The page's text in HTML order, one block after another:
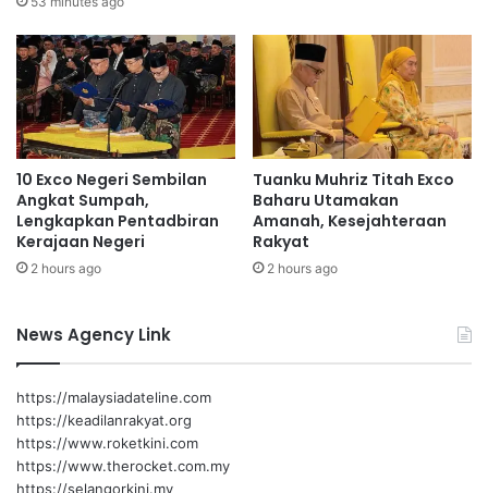
Aminuddin
S
e
r
e
m
b
a
n
2
,
k
p
l
10 Exco Negeri Sembilan
Angkat Sumpah,
Lengkapkan Pentadbiran
Kerajaan Negeri
2 hours ago
Tuanku Muhriz Titah Exco
Baharu Utamakan
Amanah, Kesejahteraan
Rakyat
2 hours ago
News Agency Link
https://malaysiadateline.com
https://keadilanrakyat.org
https://www.roketkini.com
https://www.therocket.com.my
https://selangorkini.my